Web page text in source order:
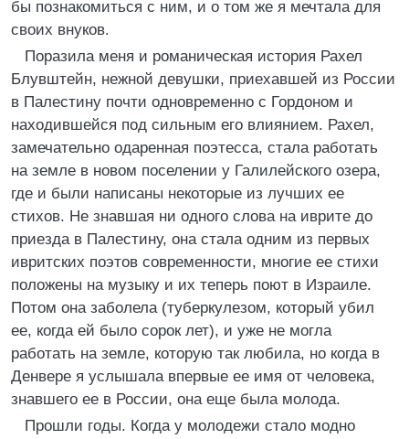
бы познакомиться с ним, и о том же я мечтала для
своих внуков.
Поразила меня и романическая история Рахел
Блувштейн, нежной девушки, приехавшей из России
в Палестину почти одновременно с Гордоном и
находившейся под сильным его влиянием. Рахел,
замечательно одаренная поэтесса, стала работать
на земле в новом поселении у Галилейского озера,
где и были написаны некоторые из лучших ее
стихов. Не знавшая ни одного слова на иврите до
приезда в Палестину, она стала одним из первых
ивритских поэтов современности, многие ее стихи
положены на музыку и их теперь поют в Израиле.
Потом она заболела (туберкулезом, который убил
ее, когда ей было сорок лет), и уже не могла
работать на земле, которую так любила, но когда в
Денвере я услышала впервые ее имя от человека,
знавшего ее в России, она еще была молода.
Прошли годы. Когда у молодежи стало модно